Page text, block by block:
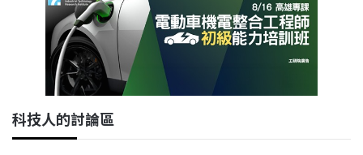
科技人的討論區